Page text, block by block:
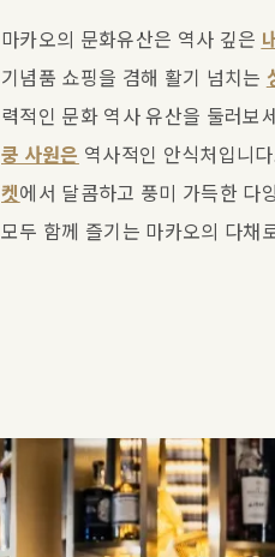
마카오의 문화유산은 역사 깊은
기념품 쇼핑을 겸해 활기 넘치는
력적인 문화 역사 유산을 둘러보
쿵 사원은 역사적인 안식처입니
켓에서 달콤하고 풍미 가득한 다